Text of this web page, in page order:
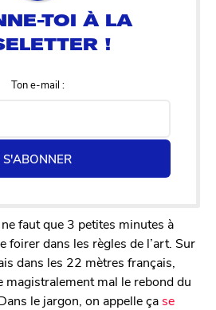
Ton e-mail :
S'ABONNER
faut que 3 petites minutes à
foirer dans les règles de l’art. Sur
dans les 22 mètres français,
magistralement mal le rebond du
le jargon, on appelle çase